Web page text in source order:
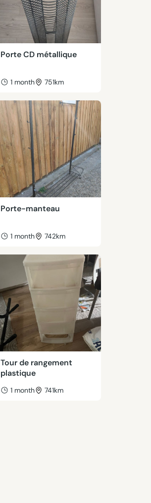
Porte CD métallique
1 month 751km
Porte-manteau
1 month 742km
Tour de rangement
plastique
1 month 741km